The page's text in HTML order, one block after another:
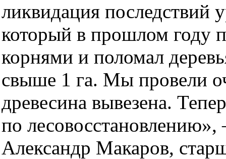
ликвидация последствий
который в прошлом году
корнями и поломал
свыше 1 га. Мы провели
древесина вывезена.
по лесовосстановлению»,
Александр Макаров,